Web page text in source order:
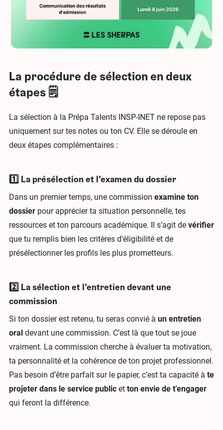
La procédure de sélection en deux
étapes 🗒️
La sélection à la Prépa Talents INSP-INET ne repose pas
uniquement sur tes notes ou ton CV. Elle se déroule en
deux étapes complémentaires :
1️⃣ La présélection et l’examen du dossier
Dans un premier temps, une commission examine ton
dossier pour apprécier ta situation personnelle, tes
ressources et ton parcours académique. Il s’agit de vérifier
que tu remplis bien les critères d’éligibilité et de
présélectionner les profils les plus prometteurs.
2️⃣ La sélection et l’entretien devant une
commission
Si ton dossier est retenu, tu seras convié à un entretien
oral devant une commission. C’est là que tout se joue
vraiment. La commission cherche à évaluer ta motivation,
ta personnalité et la cohérence de ton projet professionnel.
Pas besoin d’être parfait sur le papier, c’est ta capacité à te
projeter dans le service public et ton envie de t’engager
qui feront la différence.